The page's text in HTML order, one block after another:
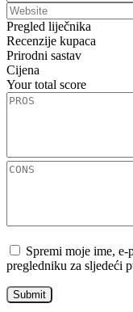
Pregled liječnika
Recenzije kupaca
Prirodni sastav
Cijena
Your total score
Spremi moje ime,
pregledniku za sljedeći